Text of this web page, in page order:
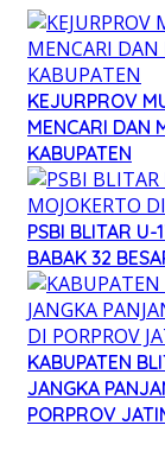
KEJURPROV
MENCARI DAN
KABUPATEN
PSBI BLITAR U-
BABAK 32
KABUPATEN
JANGKA
PORPROV